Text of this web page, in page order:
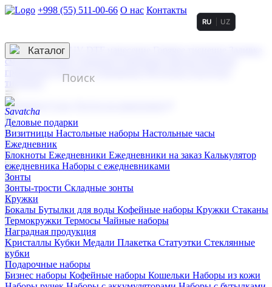
+998 (55) 511-00-66 О нас Контакты
3D гравировка
смолой (Doming)
гравировка твердая
тиснение
RU UZ
☰
Контакты
Каталог
Деловые подарки
Визитницы Настольные наборы Настольные часы
Ежедневник
Блокноты Ежедневники Ежедневники на заказ Калькулятор
ежедневника Наборы с ежедневниками
Зонты
Зонты-трости Складные зонты
Кружки
Бокалы Бутылки для воды Кофейные наборы Кружки Стаканы
Термокружки Термосы Чайные наборы
Наградная продукция
Kристаллы Кубки Медали Плакетка Статуэтки Стеклянные
кубки
Подарочные наборы
Бизнес наборы Кофейные наборы Кошельки Наборы из кожи